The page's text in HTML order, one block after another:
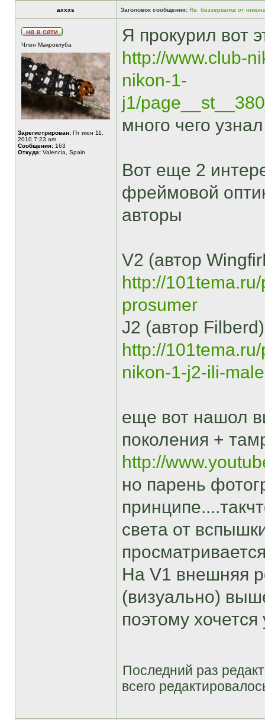
axxxs Заголовок сообщения: Re: беззеркалка от
Член Макроклуба
Зарегистрирован: Пт июн 11,
2010 7:23 am
Сообщения: 163
Откуда: Valencia, Spain
Я прокурил вот
http://www.club-
nikon-1-
j1/
много чего
Вот еще 2
фреймовой
авторы
V2 (автор
http://
prosumer
J2 (автор Filberd)
http://
nikon-1-j2-ili-
еще вот нашол
поколения +
http://
но парень
света от
На V1 внешняя
(визуально)
поэтому
Последний раз
всего